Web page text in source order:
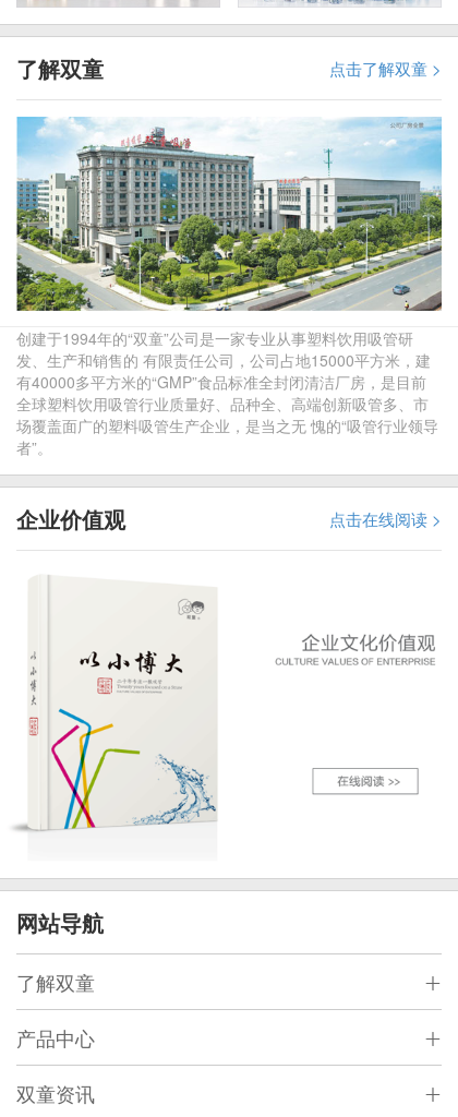
了解双童 点击了解双童 >
创建于1994年的“双童”公司是一家专业从事塑料饮用吸管研
发、生产和销售的 有限责任公司，公司占地15000平方米，建
有40000多平方米的“GMP”食品标准全封闭清洁厂房，是目前
全球塑料饮用吸管行业质量好、品种全、高端创新吸管多、市
场覆盖面广的塑料吸管生产企业，是当之无 愧的“吸管行业领导
者”。
企业价值观 点击在线阅读 >
网站导航
了解双童
产品中心
双童资讯